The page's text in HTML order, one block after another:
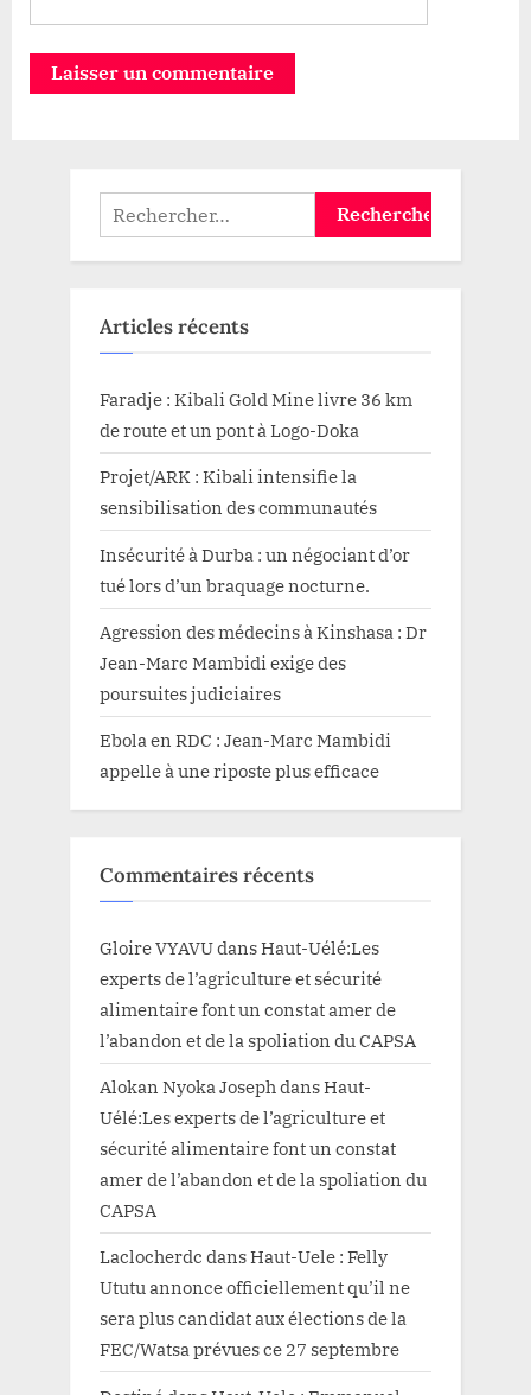
Rechercher :
Articles récents
Faradje : Kibali Gold Mine livre 36 km
de route et un pont à Logo-Doka
Projet/ARK : Kibali intensifie la
sensibilisation des communautés
Insécurité à Durba : un négociant d’or
tué lors d’un braquage nocturne.
Agression des médecins à Kinshasa : Dr
Jean-Marc Mambidi exige des
poursuites judiciaires
Ebola en RDC : Jean-Marc Mambidi
appelle à une riposte plus efficace
Commentaires récents
Gloire VYAVUdansHaut-Uélé:Les
experts de l’agriculture et sécurité
alimentaire font un constat amer de
l’abandon et de la spoliation du CAPSA
Alokan Nyoka JosephdansHaut-
Uélé:Les experts de l’agriculture et
sécurité alimentaire font un constat
amer de l’abandon et de la spoliation du
CAPSA
Laclocherdc dansHaut-Uele : Felly
Ututu annonce officiellement qu’il ne
sera plus candidat aux élections de la
FEC/Watsa prévues ce 27 septembre